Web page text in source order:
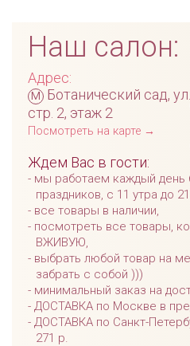
Наш салон:
Адрес:
м Ботанический сад,
стр. 2, этаж 2
Посмотреть на карте →
Ждем Вас в гости:
мы работаем каждый день
праздников, с 11 утра до
все товары в наличии,
посмотреть все товары,
ВЖИВУЮ,
выбрать любой товар на
забрать с собой )))
минимальный заказ на
ДОСТАВКА по Москве в
ДОСТАВКА по Санкт-
271 р.